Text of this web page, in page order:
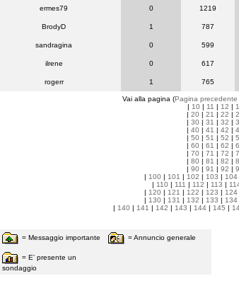
ermes79 0 1219
BrodyD 1 787
sandragina 0 599
ilrene 0 617
rogerr 1 765
Vai alla pagina (Pagina precedente
| 10 | 11 | 12 |
| 20 | 21 | 22 |
| 30 | 31 | 32 |
| 40 | 41 | 42 |
| 50 | 51 | 52 |
| 60 | 61 | 62 |
| 70 | 71 | 72 |
| 80 | 81 | 82 |
| 90 | 91 | 92 |
| 100 | 101 | 102 | 103 | 104
| 110 | 111 | 112 | 113 |
| 120 | 121 | 122 | 123 | 124
| 130 | 131 | 132 | 133 | 134
| 140 | 141 | 142 | 143 | 144 | 145 |
= Messaggio importante
= E' presente un
sondaggio
= Annuncio generale